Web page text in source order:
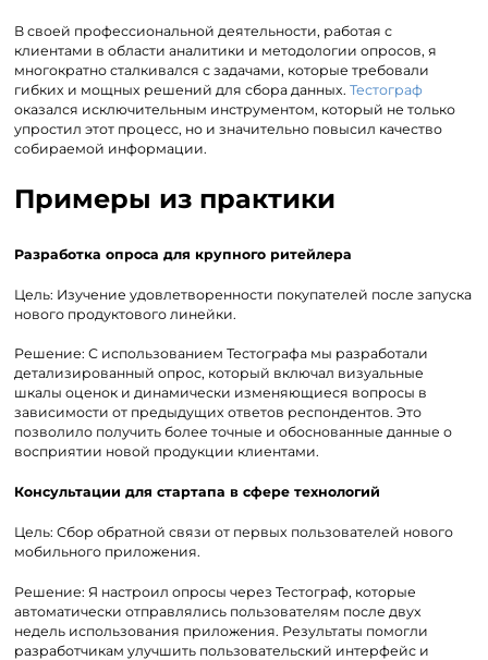
В своей профессиональной деятельности, работая с
клиентами в области аналитики и методологии опросов, я
многократно сталкивался с задачами, которые требовали
гибких и мощных решений для сбора данных.Тестограф
оказался исключительным инструментом, который не только
упростил этот процесс, но и значительно повысил качество
собираемой информации.
Примеры из практики
Разработка опроса для крупного ритейлера
Цель: Изучение удовлетворенности покупателей после запуска
нового продуктового линейки.
Решение: С использованием Тестографа мы разработали
детализированный опрос, который включал визуальные
шкалы оценок и динамически изменяющиеся вопросы в
зависимости от предыдущих ответов респондентов. Это
позволило получить более точные и обоснованные данные о
восприятии новой продукции клиентами.
Консультации для стартапа в сфере технологий
Цель: Сбор обратной связи от первых пользователей нового
мобильного приложения.
Решение: Я настроил опросы через Тестограф, которые
автоматически отправлялись пользователям после двух
недель использования приложения. Результаты помогли
разработчикам улучшить пользовательский интерфейс и